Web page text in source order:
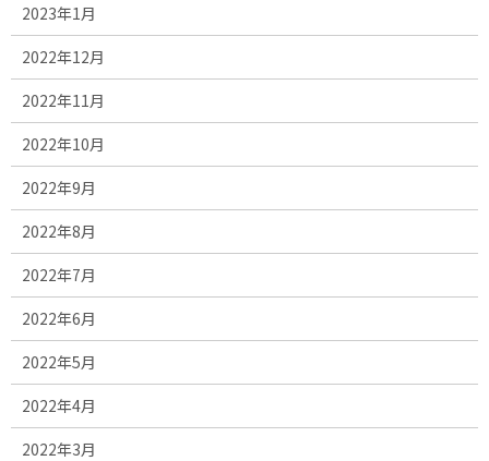
2023年1月
2022年12月
2022年11月
2022年10月
2022年9月
2022年8月
2022年7月
2022年6月
2022年5月
2022年4月
2022年3月